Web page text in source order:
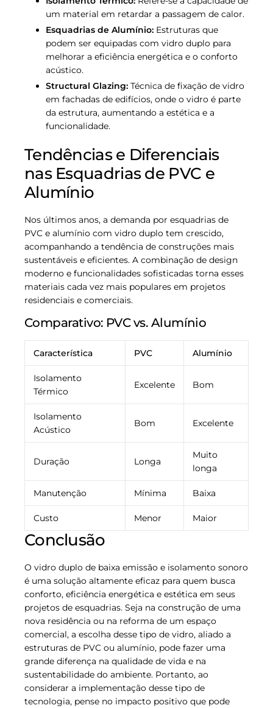
um material em retardar a passagem de calor.
Esquadrias de Alumínio: Estruturas que
podem ser equipadas com vidro duplo para
melhorar a eficiência energética e o conforto
acústico.
Structural Glazing: Técnica de fixação de vidro
em fachadas de edifícios, onde o vidro é parte
da estrutura, aumentando a estética e a
funcionalidade.
Tendências e Diferenciais
nas Esquadrias de PVC e
Alumínio
Nos últimos anos, a demanda por esquadrias de
PVC e alumínio com vidro duplo tem crescido,
acompanhando a tendência de construções mais
sustentáveis e eficientes. A combinação de design
moderno e funcionalidades sofisticadas torna esses
materiais cada vez mais populares em projetos
residenciais e comerciais.
Comparativo: PVC vs. Alumínio
Característica PVC Alumínio
Isolamento
Térmico
Excelente Bom
Isolamento
Acústico
Bom Excelente
Duração Longa
Muito
longa
Manutenção Mínima Baixa
Custo Menor Maior
Conclusão
O vidro duplo de baixa emissão e isolamento sonoro
é uma solução altamente eficaz para quem busca
conforto, eficiência energética e estética em seus
projetos de esquadrias. Seja na construção de uma
nova residência ou na reforma de um espaço
comercial, a escolha desse tipo de vidro, aliado a
estruturas de PVC ou alumínio, pode fazer uma
grande diferença na qualidade de vida e na
sustentabilidade do ambiente. Portanto, ao
considerar a implementação desse tipo de
tecnologia, pense no impacto positivo que pode